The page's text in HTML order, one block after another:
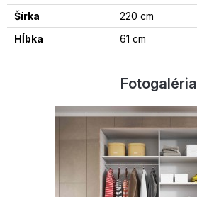
Šírka
220 cm
Hĺbka
61 cm
Fotogaléria